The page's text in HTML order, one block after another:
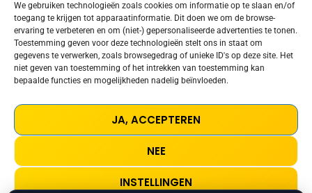
We gebruiken technologieën zoals cookies om informatie op te slaan en/of
toegang te krijgen tot apparaatinformatie. Dit doen we om de browse-
ervaring te verbeteren en om (niet-) gepersonaliseerde advertenties te tonen.
Toestemming geven voor deze technologieën stelt ons in staat om
gegevens te verwerken, zoals browsegedrag of unieke ID's op deze site. Het
niet geven van toestemming of het intrekken van toestemming kan
bepaalde functies en mogelijkheden nadelig beïnvloeden.
JA, ACCEPTEREN
NEE
INSTELLINGEN
CONTACT
STREAMS
COOKIE POLICY (EU)
TERMS AND CONDITIONS